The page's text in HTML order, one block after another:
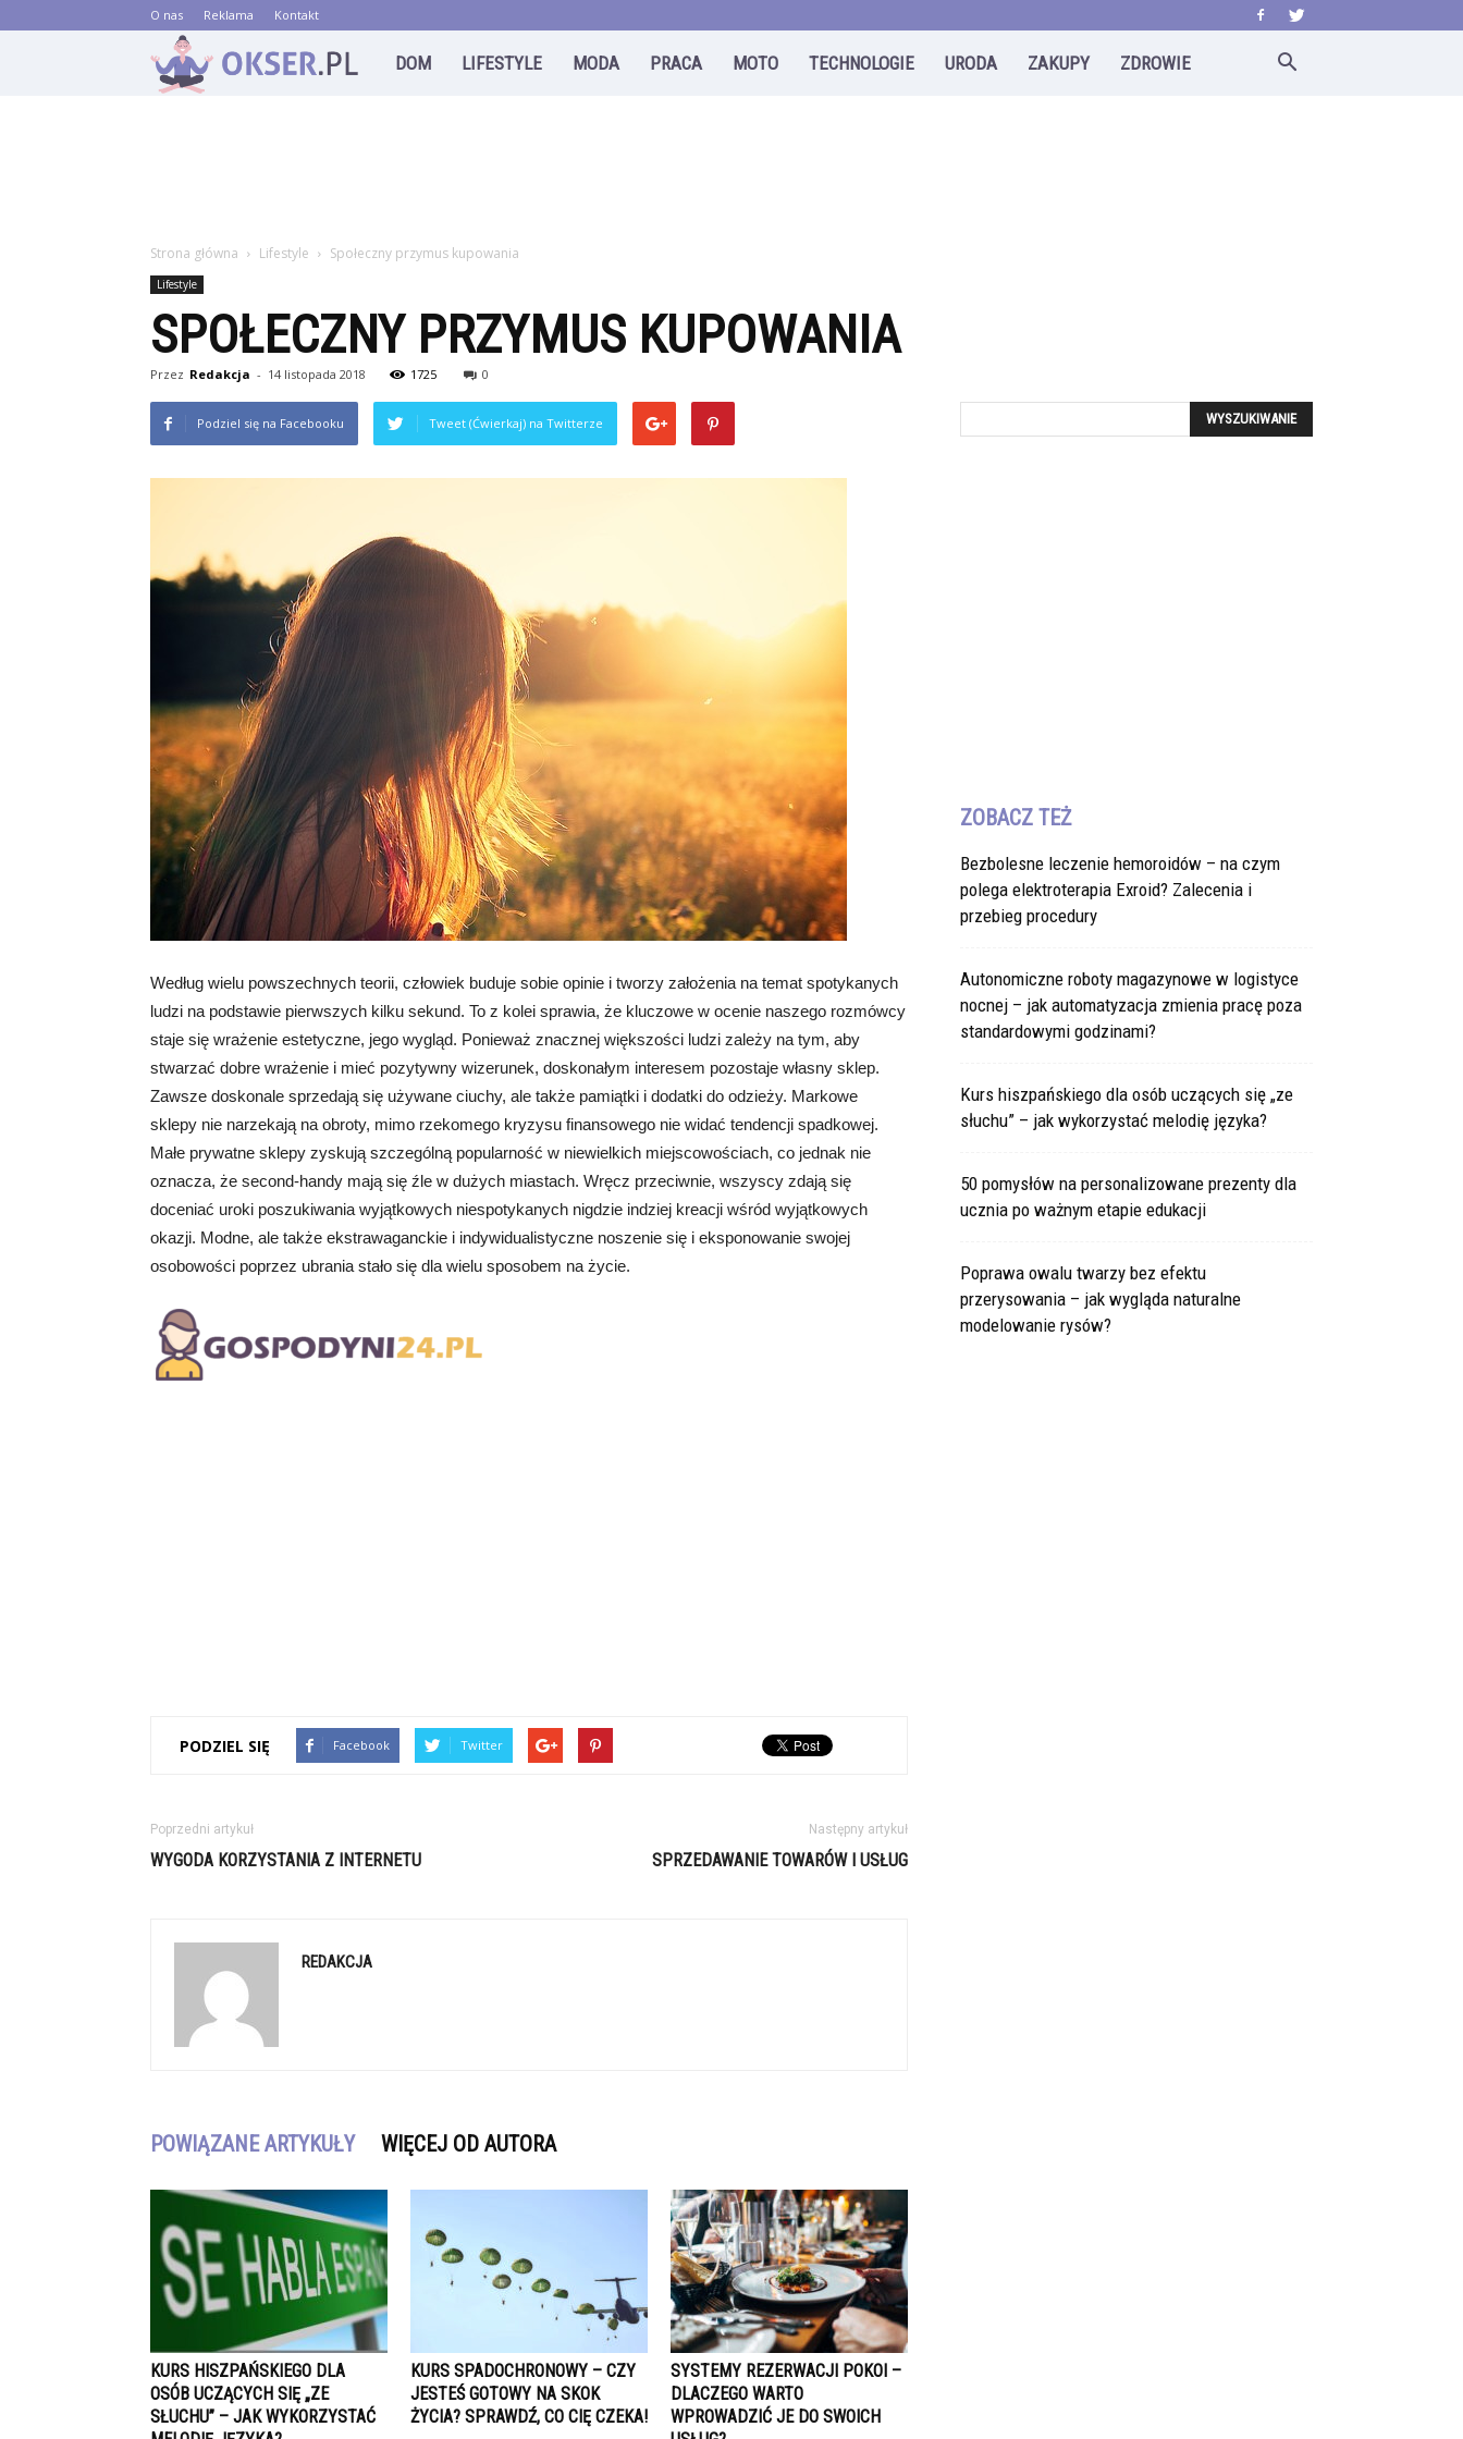
O nas Reklama Kontakt
Okser.pl
DOM LIFESTYLE MODA PRACA MOTO TECHNOLOGIE URODA ZAKUPY ZDROWIE
Strona główna Lifestyle Społeczny przymus kupowania
Lifestyle
SPOŁECZNY PRZYMUS KUPOWANIA
Przez Redakcja - 14 listopada 2018 1725 0
Podziel się na Facebooku Tweet (Ćwierkaj) na Twitterze
Według wielu powszechnych teorii, człowiek buduje sobie opinie i tworzy założenia na temat spotykanych
ludzi na podstawie pierwszych kilku sekund. To z kolei sprawia, że kluczowe w ocenie naszego rozmówcy
staje się wrażenie estetyczne, jego wygląd. Ponieważ znacznej większości ludzi zależy na tym, aby
stwarzać dobre wrażenie i mieć pozytywny wizerunek, doskonałym interesem pozostaje własny sklep.
Zawsze doskonale sprzedają się używane ciuchy, ale także pamiątki i dodatki do odzieży. Markowe
sklepy nie narzekają na obroty, mimo rzekomego kryzysu finansowego nie widać tendencji spadkowej.
Małe prywatne sklepy zyskują szczególną popularność w niewielkich miejscowościach, co jednak nie
oznacza, że second-handy mają się źle w dużych miastach. Wręcz przeciwnie, wszyscy zdają się
doceniać uroki poszukiwania wyjątkowych niespotykanych nigdzie indziej kreacji wśród wyjątkowych
okazji. Modne, ale także ekstrawaganckie i indywidualistyczne noszenie się i eksponowanie swojej
osobowości poprzez ubrania stało się dla wielu sposobem na życie.
PODZIEL SIĘ Facebook Twitter
Poprzedni artykuł
WYGODA KORZYSTANIA Z INTERNETU
Następny artykuł
SPRZEDAWANIE TOWARÓW I USŁUG
REDAKCJA
POWIĄZANE ARTYKUŁY WIĘCEJ OD AUTORA
KURS HISZPAŃSKIEGO DLA
OSÓB UCZĄCYCH SIĘ „ZE
SŁUCHU” – JAK WYKORZYSTAĆ
KURS SPADOCHRONOWY – CZY
JESTEŚ GOTOWY NA SKOK
ŻYCIA? SPRAWDŹ, CO CIĘ CZEKA!
SYSTEMY REZERWACJI POKOI –
DLACZEGO WARTO
WPROWADZIĆ JE DO SWOICH
ZOBACZ TEŻ
Bezbolesne leczenie hemoroidów – na czym
polega elektroterapia Exroid? Zalecenia i
przebieg procedury
Autonomiczne roboty magazynowe w logistyce
nocnej – jak automatyzacja zmienia pracę poza
standardowymi godzinami?
Kurs hiszpańskiego dla osób uczących się „ze
słuchu” – jak wykorzystać melodię języka?
50 pomysłów na personalizowane prezenty dla
ucznia po ważnym etapie edukacji
Poprawa owalu twarzy bez efektu
przerysowania – jak wygląda naturalne
modelowanie rysów?